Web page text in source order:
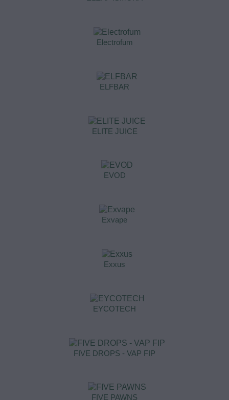
Electrofum
ELFBAR
ELITE JUICE
EVOD
Exvape
Exxus
EYCOTECH
FIVE DROPS - VAP FIP
FIVE PAWNS